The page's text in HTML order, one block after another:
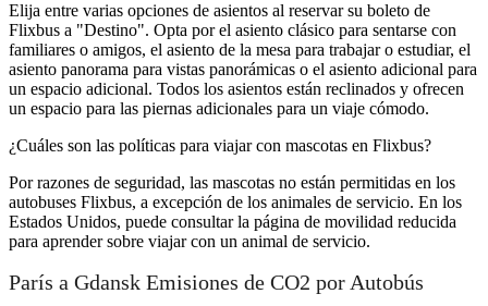
Elija entre varias opciones de asientos al reservar su boleto de
Flixbus a "Destino". Opta por el asiento clásico para sentarse con
familiares o amigos, el asiento de la mesa para trabajar o estudiar, el
asiento panorama para vistas panorámicas o el asiento adicional para
un espacio adicional. Todos los asientos están reclinados y ofrecen
un espacio para las piernas adicionales para un viaje cómodo.
¿Cuáles son las políticas para viajar con mascotas en Flixbus?
Por razones de seguridad, las mascotas no están permitidas en los
autobuses Flixbus, a excepción de los animales de servicio. En los
Estados Unidos, puede consultar la página de movilidad reducida
para aprender sobre viajar con un animal de servicio.
París a Gdansk Emisiones de CO2 por Autobús